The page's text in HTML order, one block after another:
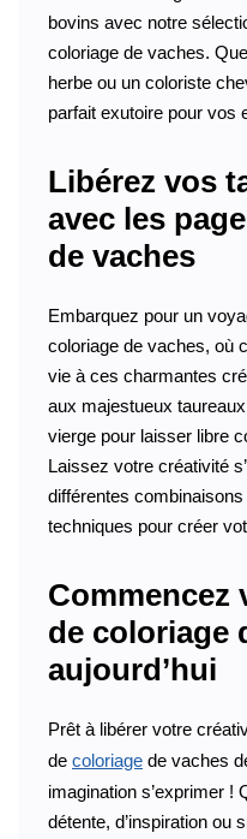
bovins avec notre
coloriage de vaches.
herbe ou un coloriste
parfait exutoire pour vos
Libérez vos
avec les
de vaches
Embarquez pour un
coloriage de vaches, où
vie à ces charmantes
aux majestueux
vierge pour laisser libre
Laissez votre créativité
différentes
techniques pour créer
Commencez
de coloriage
aujourd’hui
Prêt à libérer votre
de coloriage de vaches
imagination s’exprimer !
détente, d’inspiration ou